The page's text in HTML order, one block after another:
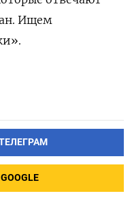
Ищем